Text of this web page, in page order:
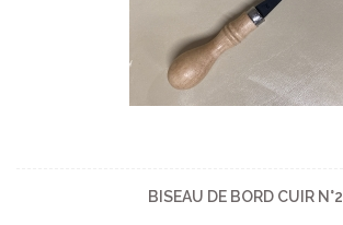
BISEAU DE BORD CUIR N°2